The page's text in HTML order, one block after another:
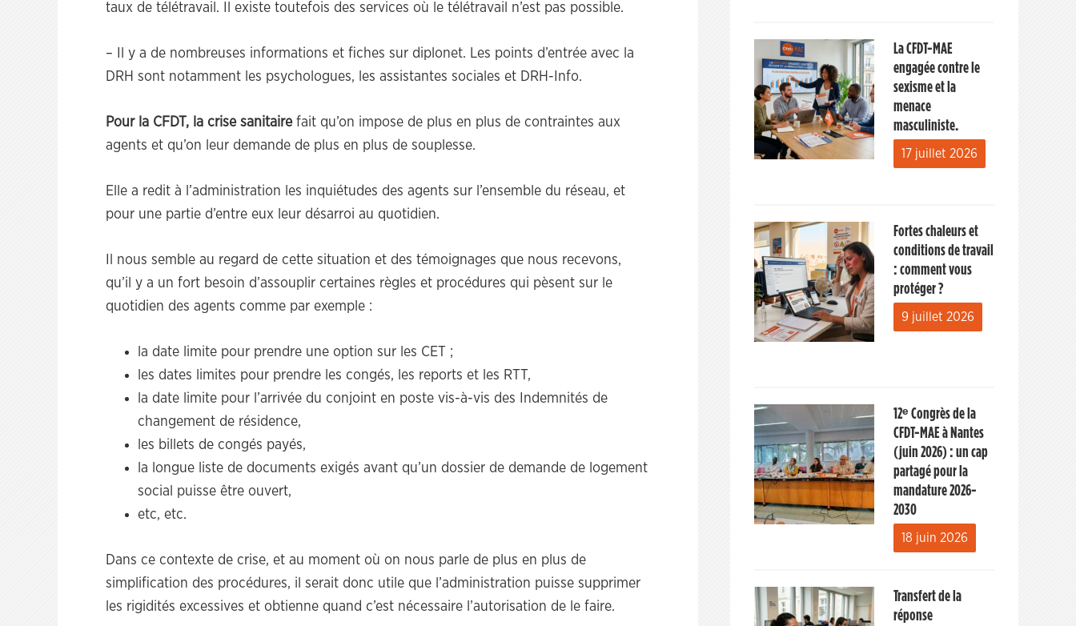
taux de télétravail. Il existe toutefois des services où le télétravail n’est pas possible.
– Il y a de nombreuses informations et fiches sur diplonet. Les points d’entrée avec la
DRH sont notamment les psychologues, les assistantes sociales et DRH-Info.
Pour la CFDT, la crise sanitairefait qu’on impose de plus en plus de contraintes aux
agents et qu’on leur demande de plus en plus de souplesse.
Elle a redit à l’administration les inquiétudes des agents sur l’ensemble du réseau, et
pour une partie d’entre eux leur désarroi au quotidien.
Il nous semble au regard de cette situation et des témoignages que nous recevons,
qu’il y a un fort besoin d’assouplir certaines règles et procédures qui pèsent sur le
quotidien des agents comme par exemple :
la date limite pour prendre une option sur les CET ;
les dates limites pour prendre les congés, les reports et les RTT,
la date limite pour l’arrivée du conjoint en poste vis-à-vis des Indemnités de
changement de résidence,
les billets de congés payés,
la longue liste de documents exigés avant qu’un dossier de demande de logement
social puisse être ouvert,
etc, etc.
Dans ce contexte de crise, et au moment où on nous parle de plus en plus de
simplification des procédures, il serait donc utile que l’administration puisse supprimer
les rigidités excessives et obtienne quand c’est nécessaire l’autorisation de le faire.
La CFDT-MAE
engagée contre le
sexisme et la
menace
masculiniste.
17 juillet 2026
Fortes chaleurs et
conditions de travail
: comment vous
protéger ?
9 juillet 2026
12ᵉ Congrès de la
CFDT-MAE à Nantes
(juin 2026) : un cap
partagé pour la
mandature 2026-
2030
18 juin 2026
Transfert de la
réponse